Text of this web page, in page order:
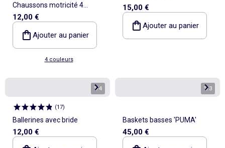
Chaussons motricité 4
'marcher' - Kitchoun
12,00 €
Ajouter au panier
4 couleurs
15,00 €
Ajouter au panier
1/4
(17)
Ballerines avec bride
12,00 €
1/3
Baskets basses 'PUMA'
45,00 €